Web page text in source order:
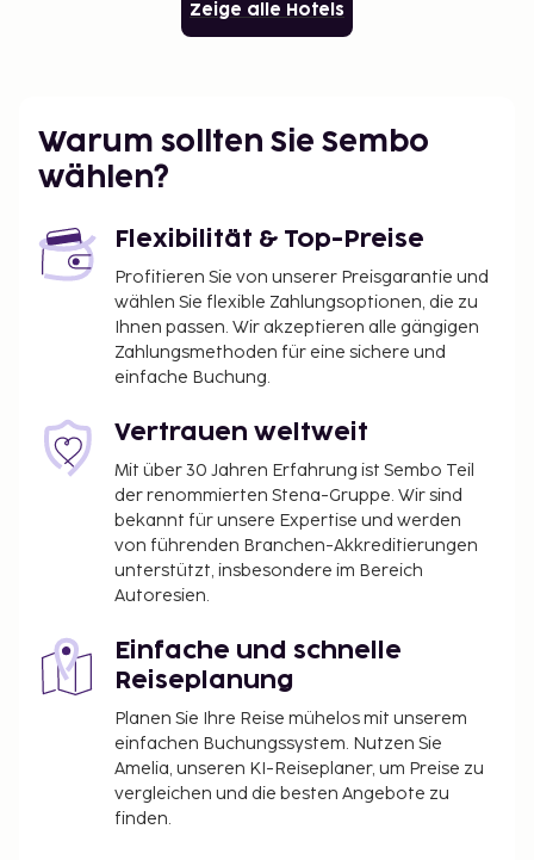
Zeige alle Hotels
Warum sollten Sie Sembo
wählen?
Flexibilität & Top-Preise
Profitieren Sie von unserer Preisgarantie und
wählen Sie flexible Zahlungsoptionen, die zu
Ihnen passen. Wir akzeptieren alle gängigen
Zahlungsmethoden für eine sichere und
einfache Buchung.
Vertrauen weltweit
Mit über 30 Jahren Erfahrung ist Sembo Teil
der renommierten Stena-Gruppe. Wir sind
bekannt für unsere Expertise und werden
von führenden Branchen-Akkreditierungen
unterstützt, insbesondere im Bereich
Autoresien.
Einfache und schnelle
Reiseplanung
Planen Sie Ihre Reise mühelos mit unserem
einfachen Buchungssystem. Nutzen Sie
Amelia, unseren KI-Reiseplaner, um Preise zu
vergleichen und die besten Angebote zu
finden.